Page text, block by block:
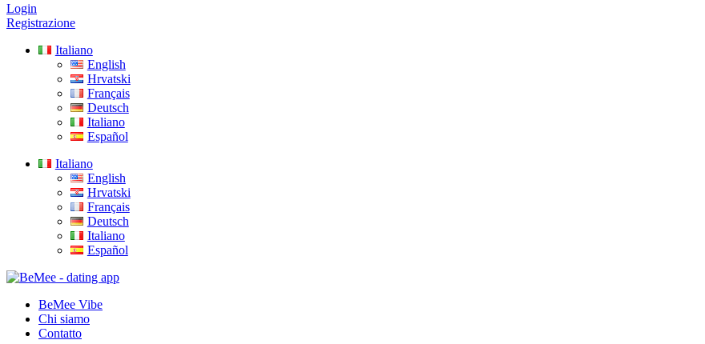
Login
Registrazione
Italiano
English
Hrvatski
Français
Deutsch
Italiano
Español
Italiano
English
Hrvatski
Français
Deutsch
Italiano
Español
BeMee Vibe
Chi siamo
Contatto